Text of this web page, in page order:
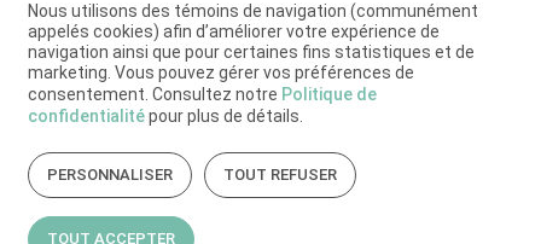
Nous utilisons des témoins de navigation (communément
appelés cookies) afin d’améliorer votre expérience de
navigation ainsi que pour certaines fins statistiques et de
marketing. Vous pouvez gérer vos préférences de
consentement. Consultez notre Politique de
confidentialitépour plus de détails.
PERSONNALISER TOUT REFUSER
TOUT ACCEPTER